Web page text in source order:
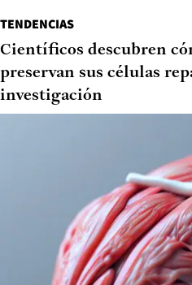
TENDENCIAS
Científicos descubren
preservan sus células
investigación